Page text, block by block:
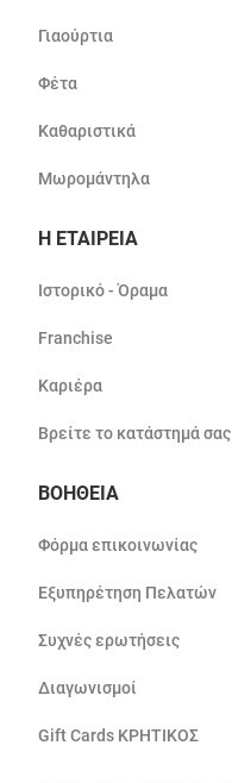
Γιαούρτια
Φέτα
Καθαριστικά
Μωρομάντηλα
Η ΕΤΑΙΡΕΙΑ
Ιστορικό - Όραμα
Franchise
Καριέρα
Βρείτε το κατάστημά σας
ΒΟΗΘΕΙΑ
Φόρμα επικοινωνίας
Εξυπηρέτηση Πελατών
Συχνές ερωτήσεις
Διαγωνισμοί
Gift Cards ΚΡΗΤΙΚΟΣ